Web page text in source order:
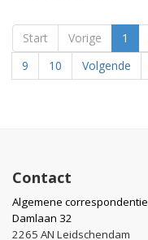
Start Vorige 1
9
10 Volgende
Contact
Algemene correspondentie
Damlaan 32
2265 AN Leidschendam